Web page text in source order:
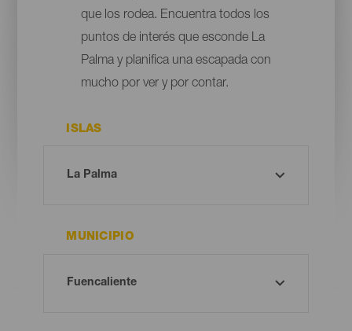
que los rodea. Encuentra todos los
puntos de interés que esconde La
Palma y planifica una escapada con
mucho por ver y por contar.
ISLAS
MUNICIPIO